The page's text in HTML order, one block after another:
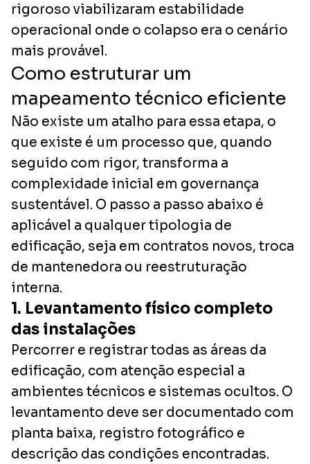
rigoroso viabilizaram estabilidade
operacional onde o colapso era o cenário
mais provável.
Como estruturar um
mapeamento técnico eficiente
Não existe um atalho para essa etapa, o
que existe é um processo que, quando
seguido com rigor, transforma a
complexidade inicial em governança
sustentável. O passo a passo abaixo é
aplicável a qualquer tipologia de
edificação, seja em contratos novos, troca
de mantenedora ou reestruturação
interna.
1. Levantamento físico completo
das instalações
Percorrer e registrar todas as áreas da
edificação, com atenção especial a
ambientes técnicos e sistemas ocultos. O
levantamento deve ser documentado com
planta baixa, registro fotográfico e
descrição das condições encontradas.